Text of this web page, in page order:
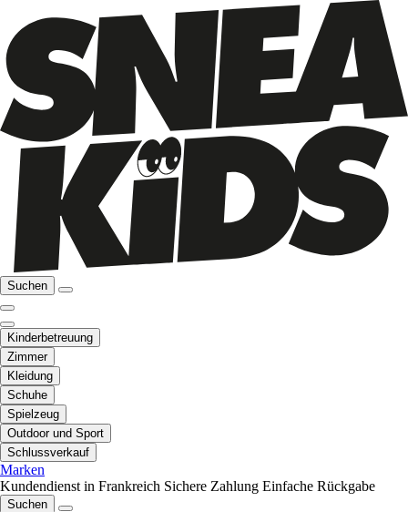
Suchen
Kinderbetreuung
Zimmer
Kleidung
Schuhe
Spielzeug
Outdoor und Sport
Schlussverkauf
Marken
Kundendienst in Frankreich Sichere Zahlung Einfache Rückgabe
Suchen